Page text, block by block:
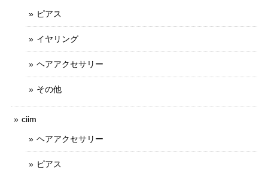
ピアス
イヤリング
ヘアアクセサリー
その他
ciim
ヘアアクセサリー
ピアス